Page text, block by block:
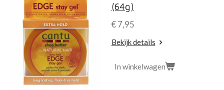
(64g)
€ 7,95
Bekijk details
In winkelwagen